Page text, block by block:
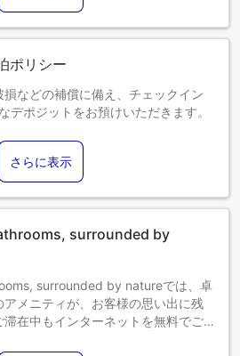
ポリシー
などの補償に備え、チェックイン
デポジットをお預けいただきます。
です。＜ご注意＞ベビーベッドのご
する場合があります。また、利用可
。
否は、お部屋タイプにより異なり
載をご確認ください。
さらに表示
surrounded by
surrounded by natureでは、卓
メニティが、お客様の思い出に残
在中もインターネットを無料でご